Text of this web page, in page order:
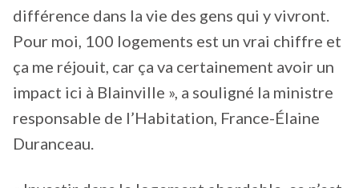
différence dans la vie des gens qui y vivront.
Pour moi, 100 logements est un vrai chiffre et
ça me réjouit, car ça va certainement avoir un
impact ici à Blainville », a souligné la ministre
responsable de l’Habitation, France-Élaine
Duranceau.